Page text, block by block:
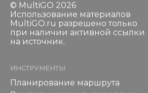
© MultiGO 2026
Использование материалов
MultiGO.ru разрешено только
при наличии активной ссылки
на источник.
ИНСТРУМЕНТЫ
Планирование маршрута